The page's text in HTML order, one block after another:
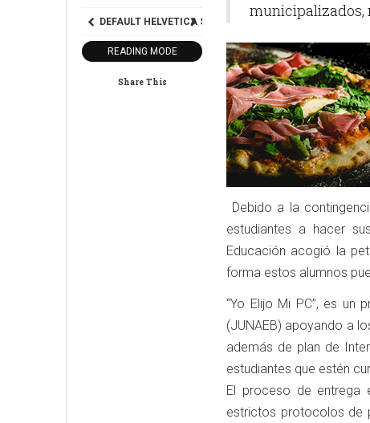
DEFAULT HELVETICA SEGOE TIMES
READING MODE
Share This
municipalizados,
Debido a la
estudiantes a hacer
Educación acogió la
forma estos alumnos
“Yo Elijo Mi PC”, es
(JUNAEB) apoyando a
además de plan de
estudiantes que estén
El proceso de entrega
estrictos protocolos de